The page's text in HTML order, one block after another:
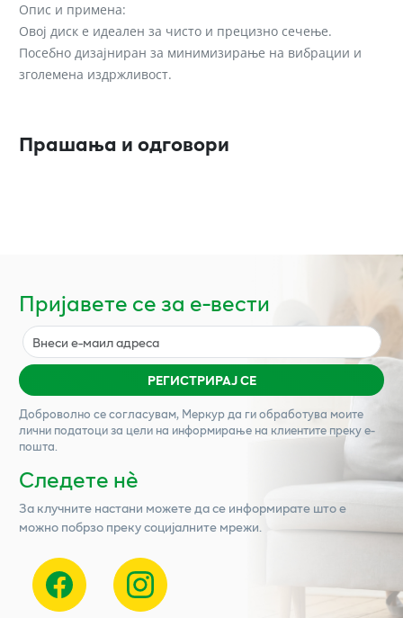
Опис и примена:
Овој диск е идеален за чисто и прецизно сечење.
Посебно дизајниран за минимизирање на вибрации и
зголемена издржливост.
Прашања и одговори
Пријавете се за е-вести
РЕГИСТРИРАЈ СЕ
Доброволно се согласувам, Меркурда ги обработува моите
лични податоци за цели на информирање на клиентите преку е-
пошта.
Следете нѐ
За клучните настани можете да се информирате што е
можно побрзо преку социјалните мрежи.